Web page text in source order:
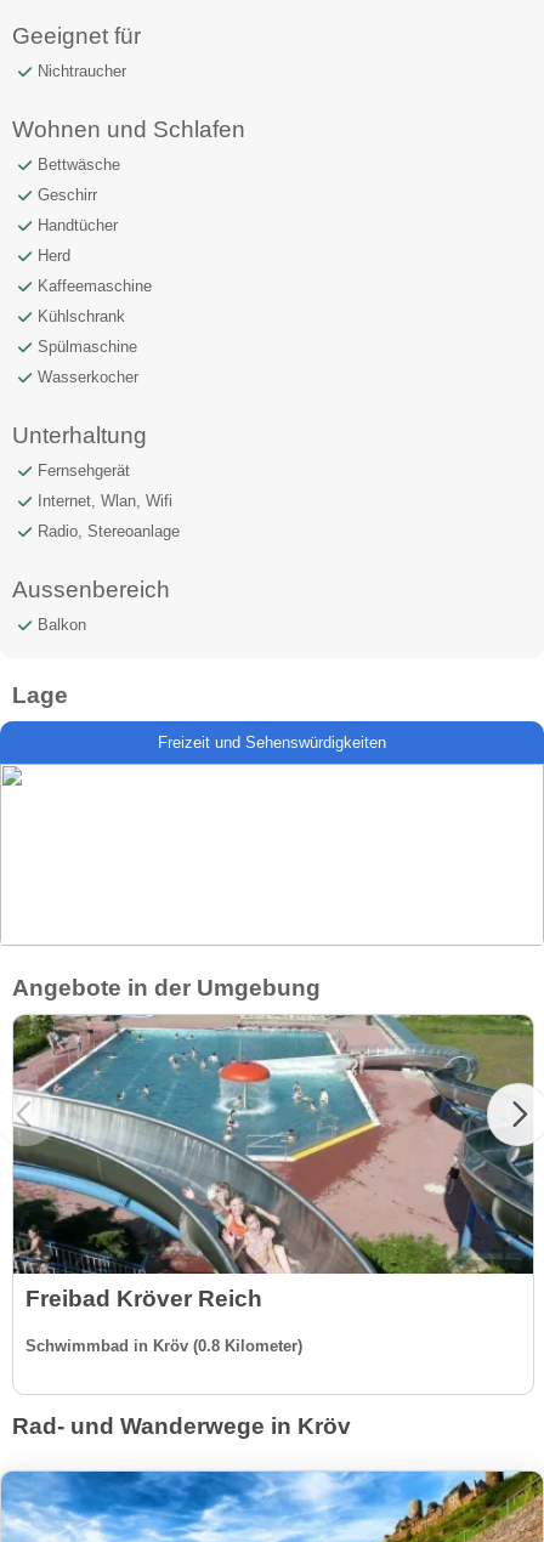
Geeignet für
Nichtraucher
Wohnen und Schlafen
Bettwäsche
Geschirr
Handtücher
Herd
Kaffeemaschine
Kühlschrank
Spülmaschine
Wasserkocher
Unterhaltung
Fernsehgerät
Internet, Wlan, Wifi
Radio, Stereoanlage
Aussenbereich
Balkon
Lage
Freizeit und Sehenswürdigkeiten
Angebote in der Umgebung
Freibad Kröver Reich
Schwimmbad in Kröv (0.8 Kilometer)
Rad- und Wanderwege in Kröv